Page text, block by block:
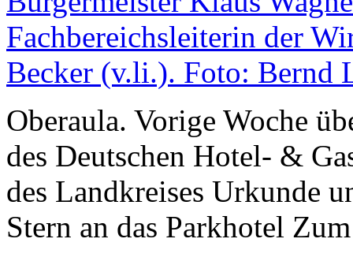
Oberaula. Vorige Woche
des Deutschen Hotel- &
des Landkreises Urkunde
Stern an das Parkhotel